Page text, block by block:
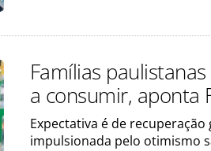
Famílias
a consumir, aponta
Expectativa é de
impulsionada pelo otimismo